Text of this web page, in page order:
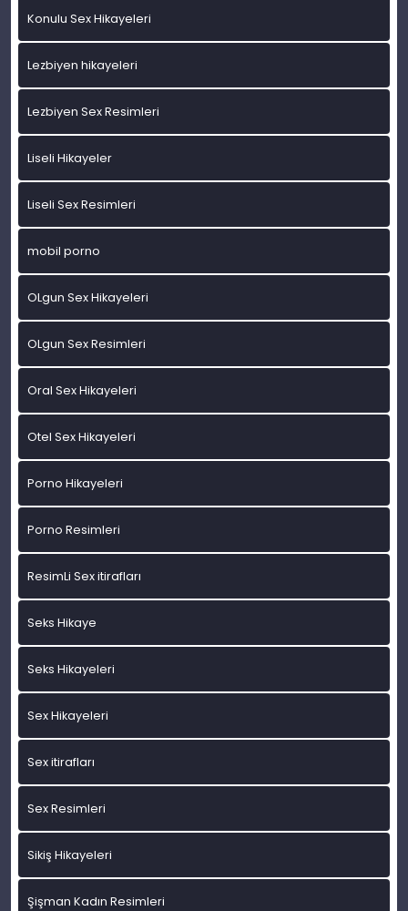
Konulu Sex Hikayeleri
Lezbiyen hikayeleri
Lezbiyen Sex Resimleri
Liseli Hikayeler
Liseli Sex Resimleri
mobil porno
OLgun Sex Hikayeleri
OLgun Sex Resimleri
Oral Sex Hikayeleri
Otel Sex Hikayeleri
Porno Hikayeleri
Porno Resimleri
ResimLi Sex itirafları
Seks Hikaye
Seks Hikayeleri
Sex Hikayeleri
Sex itirafları
Sex Resimleri
Sikiş Hikayeleri
Şişman Kadın Resimleri